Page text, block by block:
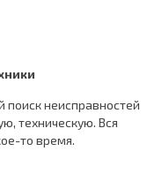
неисправностей
техническую. Вся
то время.